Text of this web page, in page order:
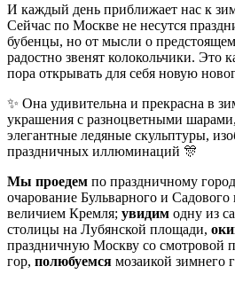
И каждый день приближает нас к
Сейчас по Москве не несутся
бубенцы, но от мысли о
радостно звенят колокольчики. Это
пора открывать для себя новую
✨ Она удивительна и прекрасна в
украшения с разноцветными
элегантные ледяные скульптуры,
праздничных иллюминаций 🎊
Мы проедем по праздничному
очарование Бульварного и Садового
величием Кремля; увидим одну из
столицы на Лубянской площади,
праздничную Москву со смотровой
гор, полюбуемся мозаикой зимнего